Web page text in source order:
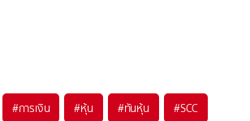
#การเงิน #หุ้น #ทันหุ้น #SCC